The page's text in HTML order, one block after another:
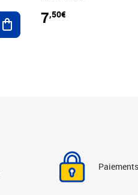
Ajouter au panier
7,50€